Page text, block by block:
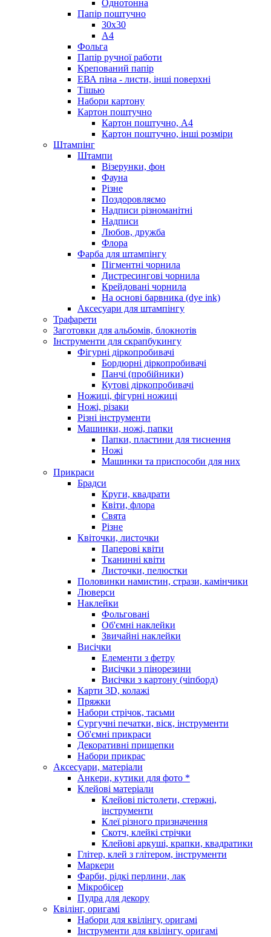
Однотонна
Папір поштучно
30х30
А4
Фольга
Папір ручної работи
Крепований папір
ЕВА піна - листи, інші поверхні
Тішью
Набори картону
Картон поштучно
Картон поштучно, А4
Картон поштучно, інші розміри
Штампінг
Штампи
Візерунки, фон
Фауна
Різне
Поздоровляємо
Надписи різноманітні
Надписи
Любов, дружба
Флора
Фарба для штампінгу
Пігментні чорнила
Дистресингові чорнила
Крейдовані чорнила
На основі барвника (dye ink)
Аксесуари для штампінгу
Трафарети
Заготовки для альбомів, блокнотів
Інструменти для скрапбукингу
Фігурні діркопробивачі
Бордюрні діркопробивачі
Панчі (пробійники)
Кутові діркопробивачі
Ножиці, фігурні ножиці
Ножі, різаки
Різні інструменти
Машинки, ножі, папки
Папки, пластини для тиснення
Ножі
Машинки та приспособи для них
Прикраси
Брадси
Круги, квадрати
Квіти, флора
Свята
Різне
Квіточки, листочки
Паперові квіти
Тканинні квіти
Листочки, пелюстки
Половинки намистин, стрази, камінчики
Люверси
Наклейки
Фольговані
Об'ємні наклейки
Звичайні наклейки
Висічки
Елементи з фетру
Висічки з пінорезини
Висічки з картону (чіпборд)
Карти 3D, колажі
Пряжки
Набори стрічок, тасьми
Сургучні печатки, віск, інструменти
Об'ємні прикраси
Декоративні прищепки
Набори прикрас
Аксесуари, матеріали
Анкери, кутики для фото *
Клейові матеріали
Клейові пістолети, стержні,
інструменти
Клеї різного призначення
Скотч, клейкі стрічки
Клейові аркуші, крапки, квадратики
Глітер, клей з глітером, інструменти
Маркери
Фарби, рідкі перлини, лак
Мікробісер
Пудра для декору
Квілінг, оригамі
Набори для квілінгу, оригамі
Інструменти для квілінгу, оригамі